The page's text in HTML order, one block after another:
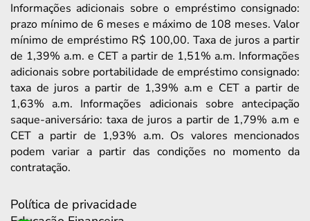
Informações adicionais sobre o empréstimo consignado:
prazo mínimo de 6 meses e máximo de 108 meses. Valor
mínimo de empréstimo R$ 100,00. Taxa de juros a partir
de 1,39% a.m. e CET a partir de 1,51% a.m. Informações
adicionais sobre portabilidade de empréstimo consignado:
taxa de juros a partir de 1,39% a.m e CET a partir de
1,63% a.m. Informações adicionais sobre antecipação
saque-aniversário: taxa de juros a partir de 1,79% a.m e
CET a partir de 1,93% a.m. Os valores mencionados
podem variar a partir das condições no momento da
contratação.
Política de privacidade